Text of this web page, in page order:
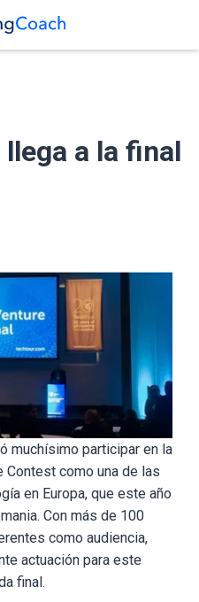
llega a la final
muchísimo participar en la
Contest como una de las
en Europa, que este año
Con más de 100
como audiencia,
actuación para este
final.